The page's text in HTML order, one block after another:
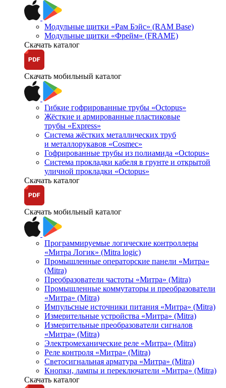
Модульные щитки «Рам Бэйс» (RAM Base)
Модульные щитки «Фрейм» (FRAME)
Скачать каталог
Скачать мобильный каталог
Гибкие гофрированные трубы «Octopus»
Жёсткие и армированные пластиковые
трубы «Express»
Система жёстких металлических труб
и металлорукавов «Cosmec»
Гофрированные трубы из полиамида «Octopus»
Система прокладки кабеля в грунте и открытой
уличной прокладки «Octopus»
Скачать каталог
Скачать мобильный каталог
Программируемые логические контроллеры
«Митра Логик» (Mitra logic)
Промышленные операторские панели «Митра»
(Mitra)
Преобразователи частоты «Митра» (Mitra)
Промышленные коммутаторы и преобразователи
«Митра» (Mitra)
Импульсные источники питания «Митра» (Mitra)
Измерительные устройства «Митра» (Mitra)
Измерительные преобразователи сигналов
«Митра» (Mitra)
Электромеханические реле «Митра» (Mitra)
Реле контроля «Митра» (Mitra)
Светосигнальная арматура «Митра» (Mitra)
Кнопки, лампы и переключатели «Митра» (Mitra)
Скачать каталог